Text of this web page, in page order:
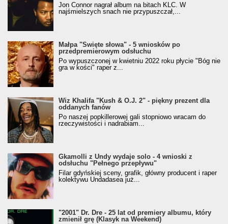
Jon Connor nagrał album na bitach KLC. W
najśmielszych snach nie przypuszczał,...
Małpa "Święte słowa" - 5 wniosków po
przedpremierowym odsłuchu
Po wypuszczonej w kwietniu 2022 roku płycie "Bóg nie
gra w kości" raper z...
Wiz Khalifa "Kush & O.J. 2" - piękny prezent dla
oddanych fanów
Po naszej popkillerowej gali stopniowo wracam do
rzeczywistości i nadrabiam...
Gkamolli z Undy wydaje solo - 4 wnioski z
odsłuchu "Pełnego przepływu"
Filar gdyńskiej sceny, grafik, główny producent i raper
kolektywu Undadasea już...
"2001" Dr. Dre - 25 lat od premiery albumu, który
zmienił grę (Klasyk na Weekend)